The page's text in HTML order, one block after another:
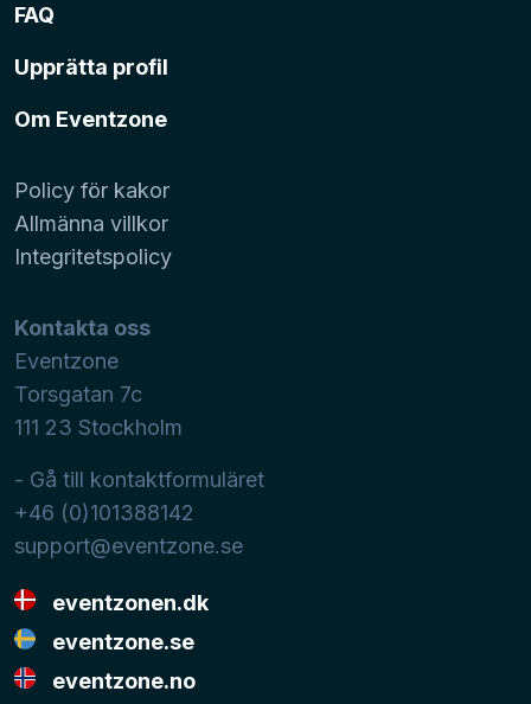
FAQ
Upprätta profil
Om Eventzone
Policy för kakor
Allmänna villkor
Integritetspolicy
Kontakta oss
Eventzone
Torsgatan 7c
111 23 Stockholm
- Gå till kontaktformuläret
+46 (0)101388142
support@eventzone.se
eventzonen.dk
eventzone.se
eventzone.no